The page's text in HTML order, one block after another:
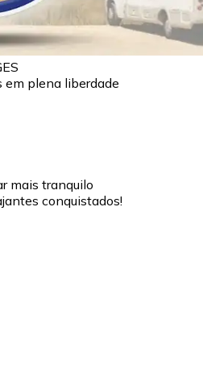
em plena liberdade
mais tranquilo
conquistados!